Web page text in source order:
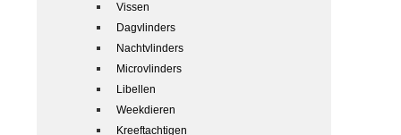
Vissen
Dagvlinders
Nachtvlinders
Microvlinders
Libellen
Weekdieren
Kreeftachtigen